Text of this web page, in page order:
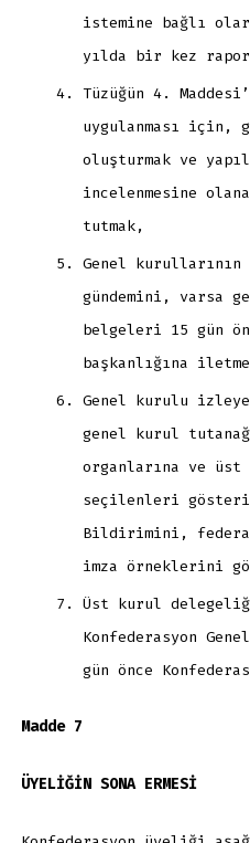
istemine bağlı
yılda bir kez rapor
Tüzüğün 4.
uygulanması
oluşturmak ve
incelenmesine
tutmak,
Genel
gündemini, varsa
belgeleri 15 gün
başkanlığına
Genel kurulu
genel kurul
organlarına ve
seçilenleri
Bildirimini,
imza örneklerini
Üst kurul
Konfederasyon
gün önce
Madde 7
ÜYELİĞİN SONA ERMESİ